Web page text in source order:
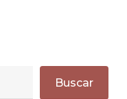
Buscar